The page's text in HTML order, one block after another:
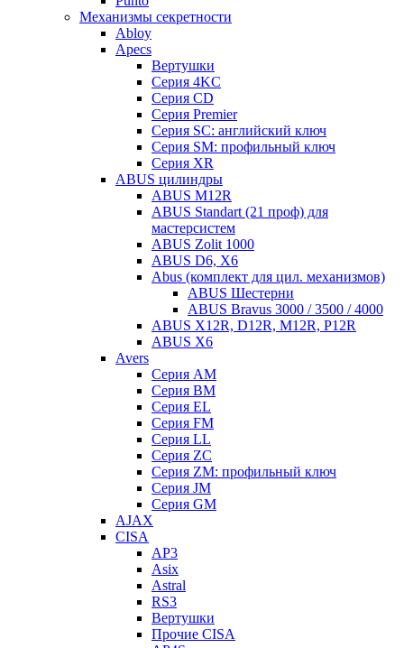
Механизмы секретности
Abloy
Apecs
Вертушки
Серия 4KC
Серия CD
Серия Premier
Серия SC: английский ключ
Серия SM: профильный ключ
Серия XR
ABUS цилиндры
ABUS M12R
ABUS Standart (21 проф) для
мастерсистем
ABUS Zolit 1000
ABUS D6, X6
Abus (комплект для цил. механизмов)
ABUS Шестерни
ABUS Bravus 3000 / 3500 / 4000
ABUS X12R, D12R, M12R, P12R
ABUS X6
Avers
Серия AM
Серия BM
Серия EL
Серия FM
Серия LL
Серия ZC
Серия ZM: профильный ключ
Серия JM
Серия GM
AJAX
CISA
AP3
Asix
Astral
RS3
Вертушки
Прочие CISA